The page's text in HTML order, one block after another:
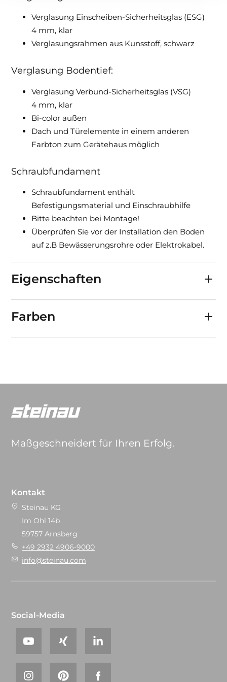
Verglasung Einscheiben-Sicherheitsglas (ESG)
4 mm, klar
Verglasungsrahmen aus Kunsstoff, schwarz
Verglasung Bodentief:
Verglasung Verbund-Sicherheitsglas (VSG)
4 mm, klar
Bi-color außen
Dach und Türelemente in einem anderen
Farbton zum Gerätehaus möglich
Schraubfundament
Schraubfundament enthält
Befestigungsmaterial und Einschraubhilfe
Bitte beachten bei Montage!
Überprüfen Sie vor der Installation den Boden
auf z.B Bewässerungsrohre oder Elektrokabel.
Eigenschaften
Farben
Maßgeschneidert für Ihren Erfolg.
Kontakt
Steinau KG
Im Ohl 14b
59757 Arnsberg
+49 2932 4906-9000
info@steinau.com
Social-Media